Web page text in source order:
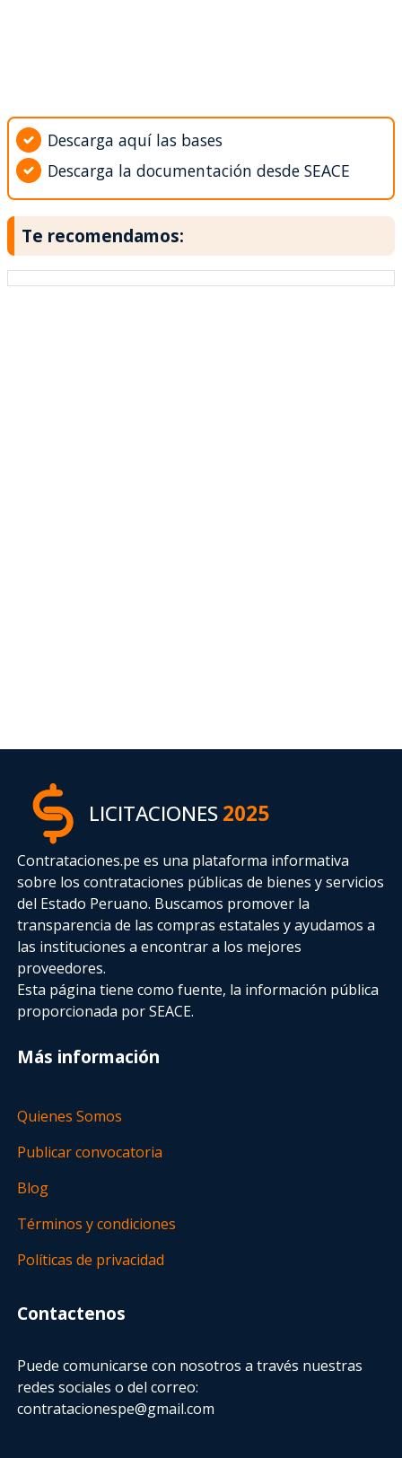
Descarga aquí las bases
Descarga la documentación desde SEACE
Te recomendamos:
LICITACIONES2025
Contrataciones.pe es una plataforma informativa
sobre los contrataciones públicas de bienes y servicios
del Estado Peruano. Buscamos promover la
transparencia de las compras estatalesy ayudamos a
las instituciones a encontrar a los mejores
proveedores.
Esta página tiene como fuente, la información pública
proporcionada por SEACE.
Más información
Quienes Somos
Publicar convocatoria
Blog
Términos y condiciones
Políticas de privacidad
Contactenos
Puede comunicarse con nosotros a través nuestras
redes sociales o del correo:
contratacionespe@gmail.com